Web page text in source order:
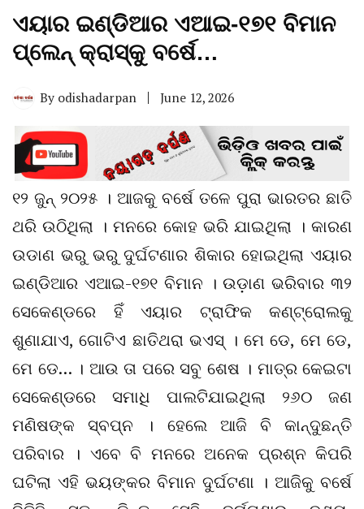
ଏୟାର ଇଣ୍ଡିଆର ଏଆଇ-୧୭୧ ବିମାନ
ପ୍ଲେନ୍ କ୍ରାସ୍‌କୁ ବର୍ଷେ…
By odishadarpan June 12, 2026
୧୨ ଜୁନ୍ ୨୦୨୫ । ଆଜକୁ ବର୍ଷେ ତଳେ ପୁରା ଭାରତର ଛାତି
ଥରି ଉଠିଥିଲା । ମନରେ କୋହ ଭରି ଯାଇଥିଲା । କାରଣ
ଉଡାଣ ଭରୁ ଭରୁ ଦୁର୍ଘଟଣାର ଶିକାର ହୋଇଥିଲା ଏୟାର
ଇଣ୍ଡିଆର ଏଆଇ-୧୭୧ ବିମାନ । ଉଡ଼ାଣ ଭରିବାର ୩୨
ସେକେଣ୍ଡରେ ହିଁ ଏୟାର ଟ୍ରାଫିକ କଣ୍ଟ୍ରୋଲକୁ
ଶୁଣାଯାଏ, ଗୋଟିଏ ଛାତିଥରା ଭଏସ୍ । ମେ ଡେ, ମେ ଡେ,
ମେ ଡେ… । ଆଉ ତା ପରେ ସବୁ ଶେଷ । ମାତ୍ର କେଇଟା
ସେକେଣ୍ଡରେ ସମାଧି ପାଲଟିଯାଇଥିଲା ୨୬୦ ଜଣ
ମଣିଷଙ୍କ ସ୍ବପ୍ନ । ହେଲେ ଆଜି ବି କାନ୍ଦୁଛନ୍ତି
ପରିବାର । ଏବେ ବି ମନରେ ଅନେକ ପ୍ରଶ୍ନ କିପରି
ଘଟିଲା ଏହି ଭୟଙ୍କର ବିମାନ ଦୁର୍ଘଟଣା । ଆଜିକୁ ବର୍ଷେ